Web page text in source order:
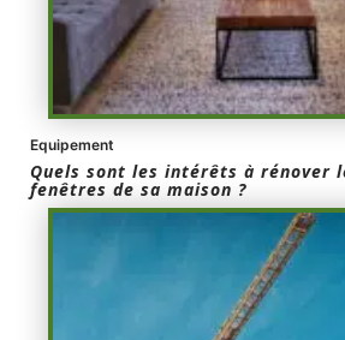
Equipement
Quels sont les intérêts à rénover
fenêtres de sa maison ?